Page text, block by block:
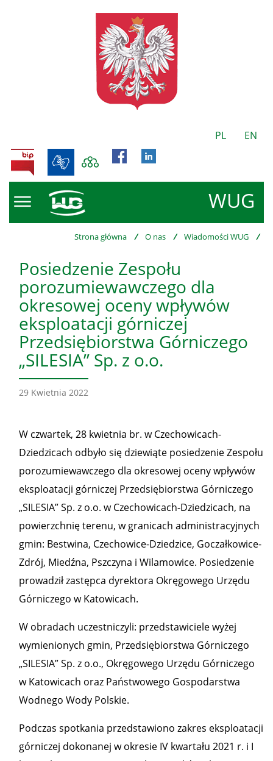
PL EN
WUG
BIP
Strona główna / O nas / Wiadomości WUG /
Posiedzenie Zespołu
porozumiewawczego dla
okresowej oceny wpływów
eksploatacji górniczej
Przedsiębiorstwa Górniczego
„SILESIA” Sp. z o.o.
29 Kwietnia 2022
W czwartek, 28 kwietnia br. w Czechowicach-
Dziedzicach odbyło się dziewiąte posiedzenie Zespołu
porozumiewawczego dla okresowej oceny wpływów
eksploatacji górniczej Przedsiębiorstwa Górniczego
„SILESIA” Sp. z o.o. w Czechowicach-Dziedzicach, na
powierzchnię terenu, w granicach administracyjnych
gmin: Bestwina, Czechowice-Dziedzice, Goczałkowice-
Zdrój, Miedźna, Pszczyna i Wilamowice. Posiedzenie
prowadził zastępca dyrektora Okręgowego Urzędu
Górniczego w Katowicach.
W obradach uczestniczyli: przedstawiciele wyżej
wymienionych gmin, Przedsiębiorstwa Górniczego
„SILESIA” Sp. z o.o., Okręgowego Urzędu Górniczego
w Katowicach oraz Państwowego Gospodarstwa
Wodnego Wody Polskie.
Podczas spotkania przedstawiono zakres eksploatacji
górniczej dokonanej w okresie IV kwartału 2021 r. i I